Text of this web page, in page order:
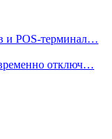
и POS-терминал…
отключ…